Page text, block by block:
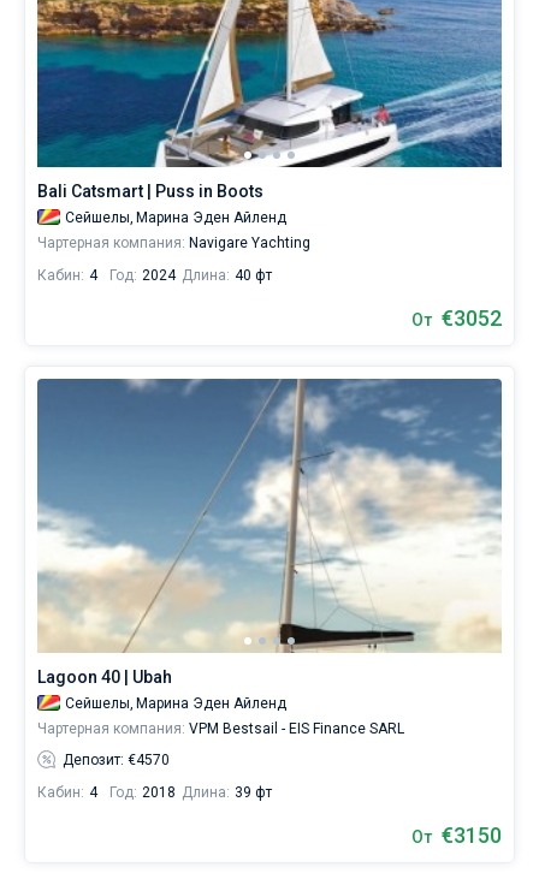
Bali Catsmart | Puss in Boots
Сейшелы, Марина Эден Айленд
Чартерная компания: Navigare Yachting
Кабин: 4 Год: 2024 Длина: 40 фт
От €3052
Lagoon 40 | Ubah
Сейшелы, Марина Эден Айленд
Чартерная компания: VPM Bestsail - EIS Finance SARL
Депозит: €4570
Кабин: 4 Год: 2018 Длина: 39 фт
От €3150